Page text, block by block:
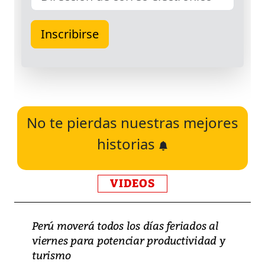
No te pierdas nuestras mejores
historias
VIDEOS
Perú moverá todos los días feriados al
viernes para potenciar productividad y
turismo